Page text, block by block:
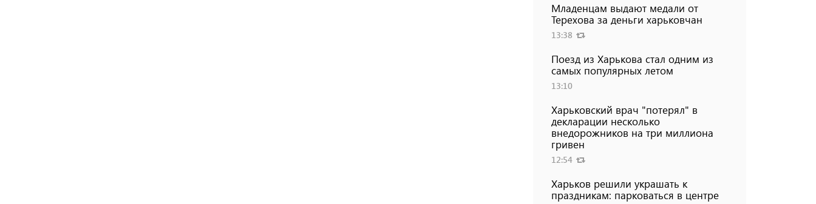
Младенцам выдают медали от
Терехова за деньги харьковчан
13:38
Поезд из Харькова стал одним из
самых популярных летом
13:10
Харьковский врач "потерял" в
декларации несколько
внедорожников на три миллиона
гривен
12:54
Харьков решили украшать к
праздникам: парковаться в центре